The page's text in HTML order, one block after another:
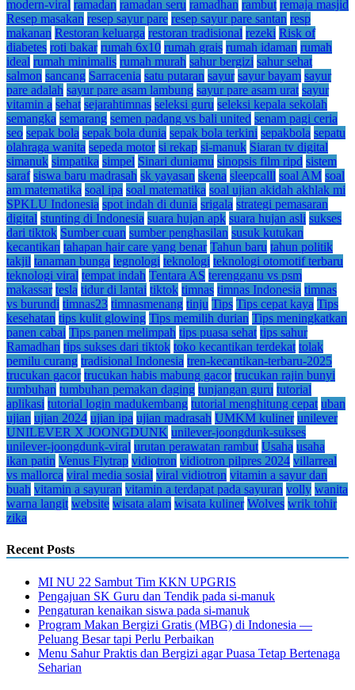
modern-viral ramadan ramadan seru ramadhan rambut remaja masjid
Resep masakan resep sayur pare resep sayur pare santan resp
makanan Restoran keluarga restoran tradisional rezeki Risk of
diabetes roti bakar rumah 6x10 rumah grais rumah idaman rumah
ideal rumah minimalis rumah murah sahur bergizi sahur sehat
salmon sancang Sarracenia satu putaran sayur sayur bayam sayur
pare adalah sayur pare asam lambung sayur pare asam urat sayur
vitamin a sehat sejarahtimnas seleksi guru seleksi kepala sekolah
semangka semarang semen padang vs bali united senam pagi ceria
seo sepak bola sepak bola dunia sepak bola terkini sepakbola sepatu
olahraga wanita sepeda motor si rekap si-manuk Siaran tv digital
simanuk simpatika simpel Sinari duniamu sinopsis film ripd sistem
saraf siswa baru madrasah sk yayasan skena sleepcalll soal AM soal
am matematika soal ipa soal matematika soal ujian akidah akhlak mi
SPKLU Indonesia spot indah di dunia srigala strategi pemasaran
digital stunting di Indonesia suara hujan apk suara hujan asli sukses
dari tiktok Sumber cuan sumber penghasilan susuk kutukan
kecantikan tahapan hair care yang benar Tahun baru tahun politik
takjil tanaman bunga tegnologi teknologi teknologi otomotif terbaru
teknologi viral tempat indah Tentara AS terengganu vs psm
makassar tesla tidur di lantai tiktok timnas timnas Indonesia timnas
vs burundi timnas23 timnasmenang tinju Tips Tips cepat kaya Tips
kesehatan tips kulit glowing Tips memilih durian Tips meningkatkan
panen cabai Tips panen melimpah tips puasa sehat tips sahur
Ramadhan tips sukses dari tiktok toko kecantikan terdekat tolak
pemilu curang tradisional Indonesia tren-kecantikan-terbaru-2025
trucukan gacor trucukan habis mabung gacor trucukan rajin bunyi
tumbuhan tumbuhan pemakan daging tunjangan guru tutorial
aplikasi tutorial login madukembang tutorial menghitung cepat uban
ujian ujian 2024 ujian ipa ujian madrasah UMKM kuliner unilever
UNILEVER X JOONGDUNK unilever-joongdunk-sukses
unilever-joongdunk-viral urutan perawatan rambut Usaha usaha
ikan patin Venus Flytrap vidiotron vidiotron pilpres 2024 villarreal
vs mallorca viral media sosial viral vidiotron vitamin a sayur dan
buah vitamin a sayuran vitamin a terdapat pada sayuran volly wanita
warna langit website wisata alam wisata kuliner Wolves wrik tohir
zika
Recent Posts
MI NU 22 Sambut Tim KKN UPGRIS
Pengajuan SK Guru dan Tendik pada si-manuk
Pengaturan kenaikan siswa pada si-manuk
Program Makan Bergizi Gratis (MBG) di Indonesia —
Peluang Besar tapi Perlu Perbaikan
Menu Sahur Praktis dan Bergizi agar Puasa Tetap Bertenaga
Seharian